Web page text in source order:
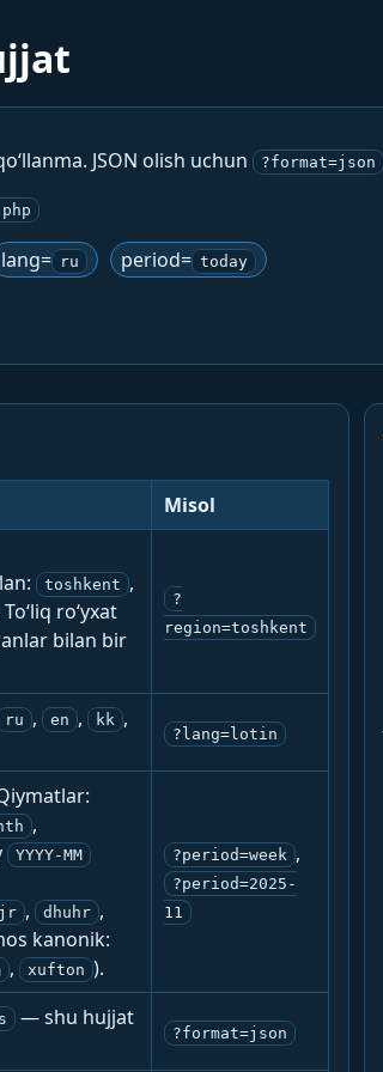
JSON olish uchun ?format=json
lang= ru period= today
Misol
toshkent ,
To‘liq ro‘yxat
bilan bir
?
region=toshkent
ru , en , kk ,
?lang=lotin
,
YYYY-MM
, dhuhr ,
kanonik:
, xufton ).
?period=week ,
?period=2025-
11
— shu hujjat
?format=json